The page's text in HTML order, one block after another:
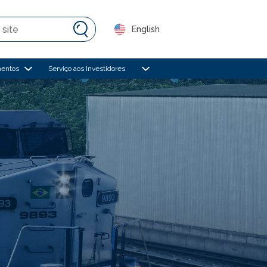
English
Serviço aos Investidores